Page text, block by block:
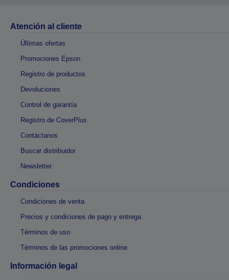
Atención al cliente
Últimas ofertas
Promociones Epson
Registro de productos
Devoluciones
Control de garantía
Registro de CoverPlus
Contáctanos
Buscar distribuidor
Newsletter
Condiciones
Condiciones de venta
Precios y condiciones de pago y entrega
Términos de uso
Términos de las promociones online
Información legal